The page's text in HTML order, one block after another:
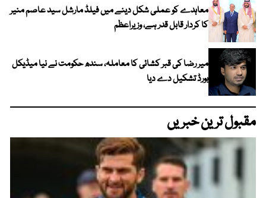
معاہدے کو عملی شکل دینے میں فیلڈ مارشل سید عاصم منیر
کا کردار قابل قدر ہے، وزیراعظم
میر رضا کی قبر کشائی کا معاملہ، سندھ حکومت نے نیا میڈیکل
بورڈ تشکیل دے دیا
مقبول ترین خبریں